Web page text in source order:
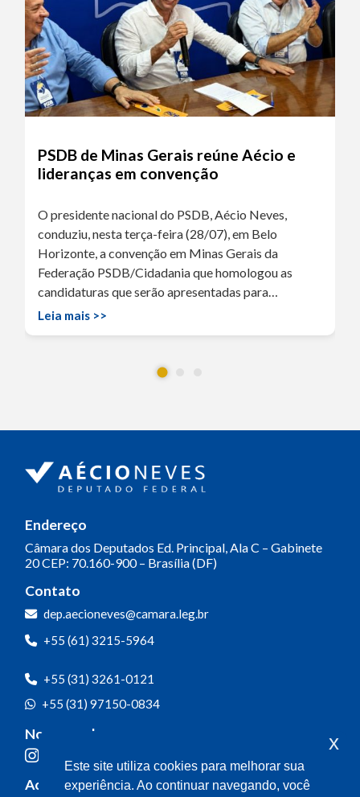
PSDB de Minas Gerais reúne Aécio e
lideranças em convenção
O presidente nacional do PSDB, Aécio Neves,
conduziu, nesta terça-feira (28/07), em Belo
Horizonte, a convenção em Minas Gerais da
Federação PSDB/Cidadania que homologou as
candidaturas que serão apresentadas para…
Leia mais >>
Endereço
Câmara dos Deputados Ed. Principal, Ala C – Gabinete
20CEP: 70.160-900 – Brasília (DF)
Contato
dep.aecioneves@camara.leg.br
+55 (61) 3215-5964
+55 (31) 3261-0121
+55 (31) 97150-0834
Nossas redes
Acompanhe o meu mandato
Este site utiliza cookies para melhorar sua
experiência. Ao continuar navegando, você
x